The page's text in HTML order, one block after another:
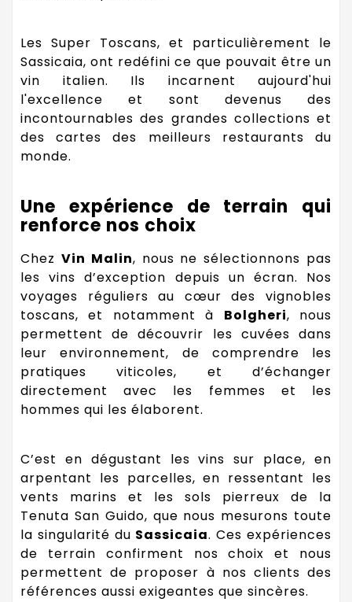
Les Super Toscans, et particulièrement le
Sassicaia, ont redéfini ce que pouvait être un
vin italien. Ils incarnent aujourd'hui
l'excellence et sont devenus des
incontournables des grandes collections et
des cartes des meilleurs restaurants du
monde.
Une expérience de terrain qui
renforce nos choix
Chez Vin Malin, nous ne sélectionnons pas
les vins d’exception depuis un écran. Nos
voyages réguliers au cœur des vignobles
toscans, et notamment à Bolgheri, nous
permettent de découvrir les cuvées dans
leur environnement, de comprendre les
pratiques viticoles, et d’échanger
directement avec les femmes et les
hommes qui les élaborent.
C’est en dégustant les vins sur place, en
arpentant les parcelles, en ressentant les
vents marins et les sols pierreux de la
Tenuta San Guido, que nous mesurons toute
la singularité du Sassicaia. Ces expériences
de terrain confirment nos choix et nous
permettent de proposer à nos clients des
références aussi exigeantes que sincères.